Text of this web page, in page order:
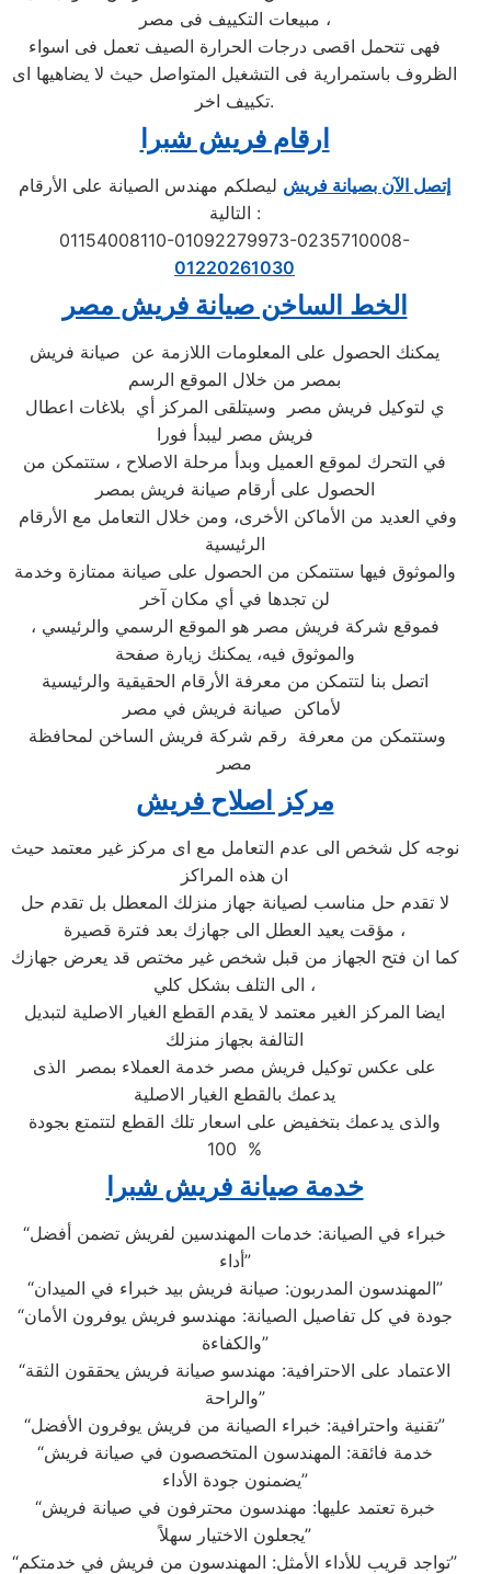
مبيعات التكييف فى مصر ،
فهى تتحمل اقصى درجات الحرارة الصيف تعمل فى اسواء
الظروف باستمرارية فى التشغيل المتواصل حيث لا يضاهيها اى
تكييف اخر.
ارقام فريش شبرا
إتصل الآن بصيانة فريش ليصلكم مهندس الصيانة على الأرقام
التالية :
01154008110-01092279973-0235710008-
01220261030
الخط الساخن صيانةفريش مصر
يمكنك الحصول على المعلومات اللازمة عن صيانة فريش
بمصر من خلال الموقع الرسم
ي لتوكيل فريش مصر وسيتلقى المركز أي بلاغات اعطال
فريش مصر ليبدأ فورا
في التحرك لموقع العميل وبدأ مرحلة الاصلاح ، ستتمكن من
الحصول على أرقام صيانة فريش بمصر
الرئيسية
والموثوق فيها ستتمكن من الحصول على صيانة ممتازة وخدمة
لن تجدها في أي مكان آخر
، فموقع شركة فريش مصر هو الموقع الرسمي والرئيسي
والموثوق فيه، يمكنك زيارة صفحة
اتصل بنا لتتمكن من معرفة الأرقام الحقيقية والرئيسية
مصر
مركز اصلاح فريش
نوجه كل شخص الى عدم التعامل مع اى مركز غير معتمد حيث
ان هذه المراكز
لا تقدم حل مناسب لصيانة جهاز منزلك المعطل بل تقدم حل
مؤقت يعيد العطل الى جهازك بعد فترة قصيرة ،
كما ان فتح الجهاز من قبل شخص غير مختص قد يعرض جهازك
الى التلف بشكل كلي ،
ايضا المركز الغير معتمد لا يقدم القطع الغيار الاصلية لتبديل
التالفة بجهاز منزلك
على عكس توكيل فريش مصر خدمة العملاء بمصر الذى
يدعمك بالقطع الغيار الاصلية
والذى يدعمك بتخفيض على اسعار تلك القطع لتتمتع بجودة
100 %
خدمة صيانة فريش شبرا
“خبراء في الصيانة: خدمات المهندسين لفريش تضمن أفضل
أداء”
“المهندسون المدربون: صيانة فريش بيد خبراء في الميدان”
“جودة في كل تفاصيل الصيانة: مهندسو فريش يوفرون الأمان
والكفاءة”
“الاعتماد على الاحترافية: مهندسو صيانة فريش يحققون الثقة
والراحة”
“تقنية واحترافية: خبراء الصيانة من فريش يوفرون الأفضل”
“خدمة فائقة: المهندسون المتخصصون في صيانة فريش
يضمنون جودة الأداء”
“خبرة تعتمد عليها: مهندسون محترفون في صيانة فريش
يجعلون الاختيار سهلاً”
“تواجد قريب للأداء الأمثل: المهندسون من فريش في خدمتكم”